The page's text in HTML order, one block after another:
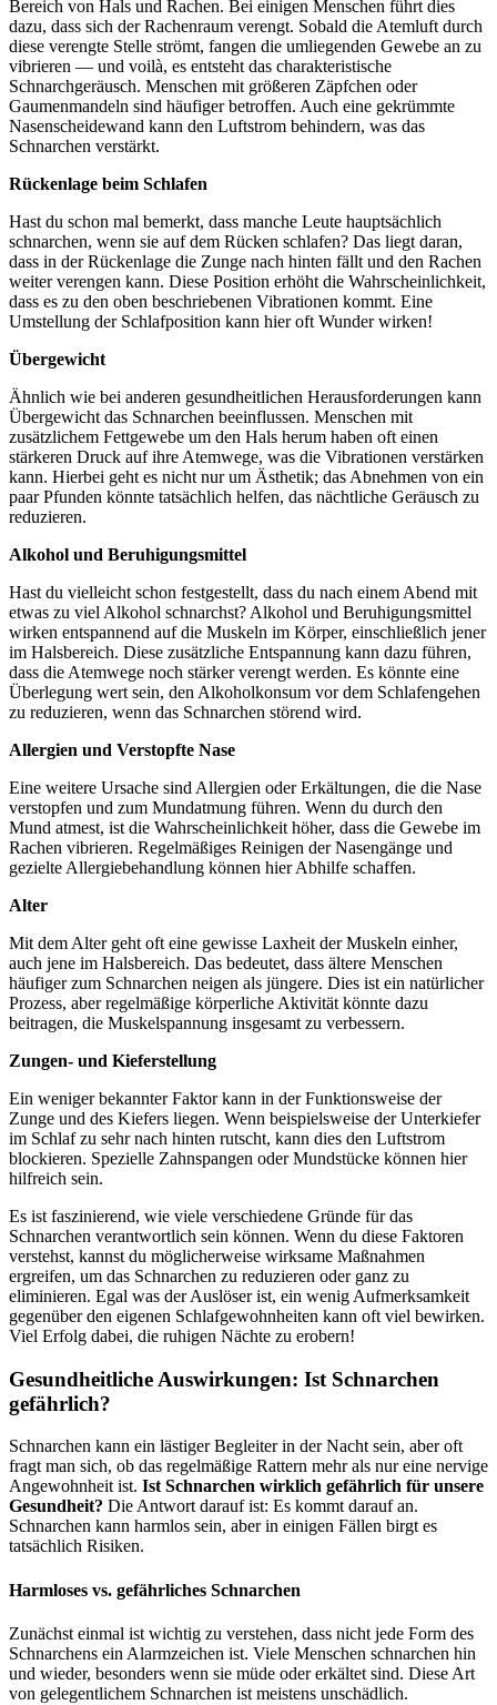
Bereich von Hals und Rachen. Bei einigen Menschen führt dies
dazu, dass sich der Rachenraum verengt. Sobald die Atemluft durch
diese verengte Stelle strömt, fangen die umliegenden Gewebe an zu
vibrieren — und voilà, es entsteht das charakteristische
Schnarchgeräusch. Menschen mit größeren Zäpfchen oder
Gaumenmandeln sind häufiger betroffen. Auch eine gekrümmte
Nasenscheidewand kann den Luftstrom behindern, was das
Schnarchen verstärkt.
Rückenlage beim Schlafen
Hast du schon mal bemerkt, dass manche Leute hauptsächlich
schnarchen, wenn sie auf dem Rücken schlafen? Das liegt daran,
dass in der Rückenlage die Zunge nach hinten fällt und den Rachen
weiter verengen kann. Diese Position erhöht die Wahrscheinlichkeit,
dass es zu den oben beschriebenen Vibrationen kommt. Eine
Umstellung der Schlafposition kann hier oft Wunder wirken!
Übergewicht
Ähnlich wie bei anderen gesundheitlichen Herausforderungen kann
Übergewicht das Schnarchen beeinflussen. Menschen mit
zusätzlichem Fettgewebe um den Hals herum haben oft einen
stärkeren Druck auf ihre Atemwege, was die Vibrationen verstärken
kann. Hierbei geht es nicht nur um Ästhetik; das Abnehmen von ein
paar Pfunden könnte tatsächlich helfen, das nächtliche Geräusch zu
reduzieren.
Alkohol und Beruhigungsmittel
Hast du vielleicht schon festgestellt, dass du nach einem Abend mit
etwas zu viel Alkohol schnarchst? Alkohol und Beruhigungsmittel
wirken entspannend auf die Muskeln im Körper, einschließlich jener
im Halsbereich. Diese zusätzliche Entspannung kann dazu führen,
dass die Atemwege noch stärker verengt werden. Es könnte eine
Überlegung wert sein, den Alkoholkonsum vor dem Schlafengehen
zu reduzieren, wenn das Schnarchen störend wird.
Allergien und Verstopfte Nase
Eine weitere Ursache sind Allergien oder Erkältungen, die die Nase
verstopfen und zum Mundatmung führen. Wenn du durch den
Mund atmest, ist die Wahrscheinlichkeit höher, dass die Gewebe im
Rachen vibrieren. Regelmäßiges Reinigen der Nasengänge und
gezielte Allergiebehandlung können hier Abhilfe schaffen.
Alter
Mit dem Alter geht oft eine gewisse Laxheit der Muskeln einher,
auch jene im Halsbereich. Das bedeutet, dass ältere Menschen
häufiger zum Schnarchen neigen als jüngere. Dies ist ein natürlicher
Prozess, aber regelmäßige körperliche Aktivität könnte dazu
beitragen, die Muskelspannung insgesamt zu verbessern.
Zungen- und Kieferstellung
Ein weniger bekannter Faktor kann in der Funktionsweise der
Zunge und des Kiefers liegen. Wenn beispielsweise der Unterkiefer
im Schlaf zu sehr nach hinten rutscht, kann dies den Luftstrom
blockieren. Spezielle Zahnspangen oder Mundstücke können hier
hilfreich sein.
Es ist faszinierend, wie viele verschiedene Gründe für das
Schnarchen verantwortlich sein können. Wenn du diese Faktoren
verstehst, kannst du möglicherweise wirksame Maßnahmen
ergreifen, um das Schnarchen zu reduzieren oder ganz zu
eliminieren. Egal was der Auslöser ist, ein wenig Aufmerksamkeit
gegenüber den eigenen Schlafgewohnheiten kann oft viel bewirken.
Viel Erfolg dabei, die ruhigen Nächte zu erobern!
Gesundheitliche Auswirkungen: Ist Schnarchen
gefährlich?
Schnarchen kann ein lästiger Begleiter in der Nacht sein, aber oft
fragt man sich, ob das regelmäßige Rattern mehr als nur eine nervige
Angewohnheit ist. Ist Schnarchen wirklich gefährlich für unsere
Gesundheit? Die Antwort darauf ist: Es kommt darauf an.
Schnarchen kann harmlos sein, aber in einigen Fällen birgt es
tatsächlich Risiken.
Harmloses vs. gefährliches Schnarchen
Zunächst einmal ist wichtig zu verstehen, dass nicht jede Form des
Schnarchens ein Alarmzeichen ist. Viele Menschen schnarchen hin
und wieder, besonders wenn sie müde oder erkältet sind. Diese Art
von gelegentlichem Schnarchen ist meistens unschädlich.